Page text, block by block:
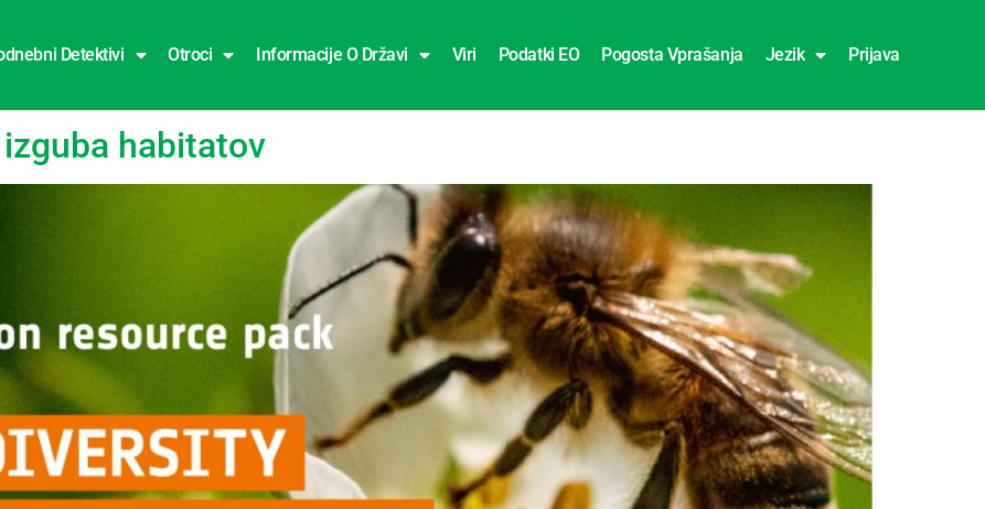
Detektivi Otroci Informacije O Državi Viri Podatki EO Pogosta Vprašanja Jezik Prijava
habitatov